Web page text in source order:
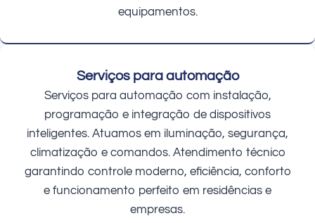
equipamentos.
Serviços para automação
Serviços para automação com instalação,
programação e integração de dispositivos
inteligentes. Atuamos em iluminação, segurança,
climatização e comandos. Atendimento técnico
garantindo controle moderno, eficiência, conforto
e funcionamento perfeito em residências e
empresas.